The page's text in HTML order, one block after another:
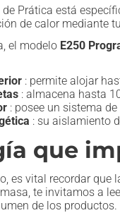
de Prática está
de calor mediante
el modelo E250
: permite alojar
: almacena hasta
: posee un sistema
: su aislamiento
que
es vital recordar
te invitamos a
de los productos.